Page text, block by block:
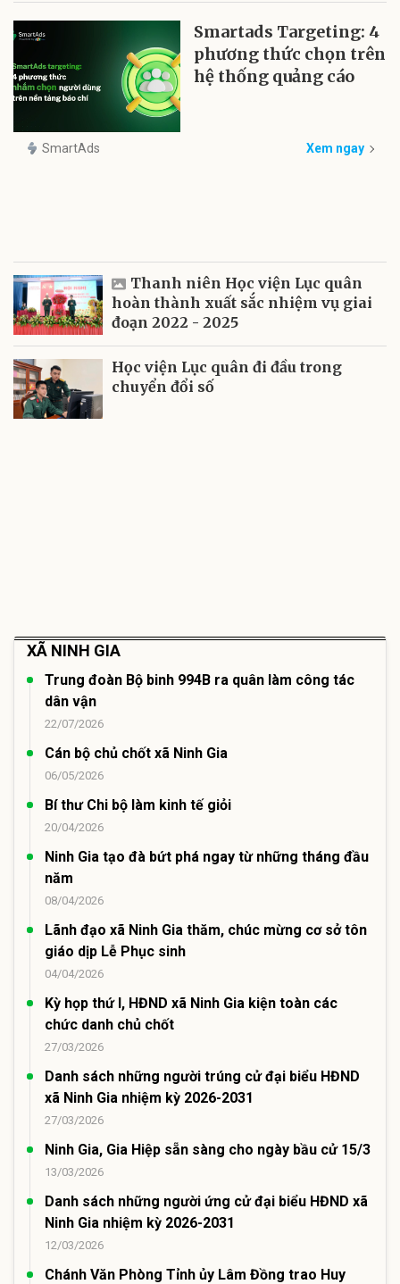
Smartads Targeting: 4
phương thức chọn trên
hệ thống quảng cáo
SmartAds Xem ngay
Thanh niên Học viện Lục quân
hoàn thành xuất sắc nhiệm vụ giai
đoạn 2022 - 2025
Học viện Lục quân đi đầu trong
chuyển đổi số
XÃ NINH GIA
Trung đoàn Bộ binh 994B ra quân làm công tác
dân vận
22/07/2026
Cán bộ chủ chốt xã Ninh Gia
06/05/2026
Bí thư Chi bộ làm kinh tế giỏi
20/04/2026
Ninh Gia tạo đà bứt phá ngay từ những tháng đầu
năm
08/04/2026
Lãnh đạo xã Ninh Gia thăm, chúc mừng cơ sở tôn
giáo dịp Lễ Phục sinh
04/04/2026
Kỳ họp thứ I, HĐND xã Ninh Gia kiện toàn các
chức danh chủ chốt
27/03/2026
Danh sách những người trúng cử đại biểu HĐND
xã Ninh Gia nhiệm kỳ 2026-2031
27/03/2026
Ninh Gia, Gia Hiệp sẵn sàng cho ngày bầu cử 15/3
13/03/2026
Danh sách những người ứng cử đại biểu HĐND xã
Ninh Gia nhiệm kỳ 2026-2031
12/03/2026
Chánh Văn Phòng Tỉnh ủy Lâm Đồng trao Huy